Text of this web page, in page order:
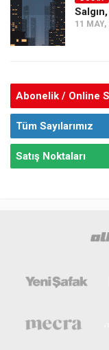
11 MAY,
Abonelik / Online
Tüm Sayılarımız
Satış Noktaları